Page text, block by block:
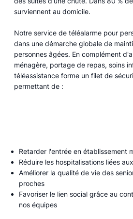
surviennent au domicile.
Notre service de téléalarme pour
dans une démarche globale de
personnes âgées. En complément
ménagère, portage de repas, soins
téléassistance forme un filet de
permettant de :
Retarder l'entrée en établissement
Réduire les hospitalisations liées
Améliorer la qualité de vie des
proches
Favoriser le lien social grâce au
nos équipes